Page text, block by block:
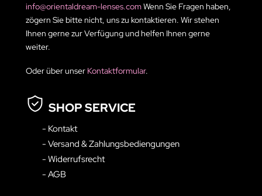
info@orientaldream-lenses.comWenn Sie Fragen haben,
zögern Sie bitte nicht, uns zu kontaktieren. Wir stehen
Ihnen gerne zur Verfügung und helfen Ihnen gerne
weiter.
Oder über unser Kontaktformular.
SHOP SERVICE
- Kontakt
- Versand & Zahlungsbediengungen
- Widerrufsrecht
- AGB